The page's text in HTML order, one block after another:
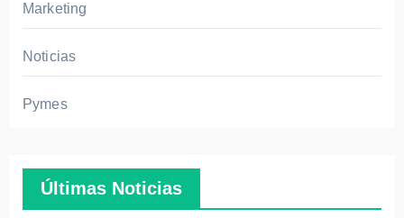
Marketing
Noticias
Pymes
Últimas Noticias